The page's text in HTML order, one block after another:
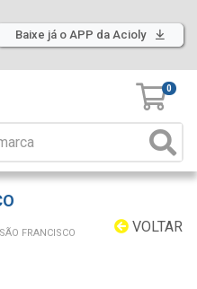
Baixe já o APP da Acioly
0
VOLTAR
FRANCISCO